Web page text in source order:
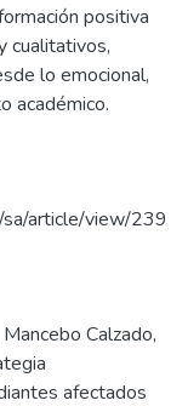
positiva
cualitativos,
lo emocional,
académico.
sa/article/view/239
Mancebo Calzado,
afectados